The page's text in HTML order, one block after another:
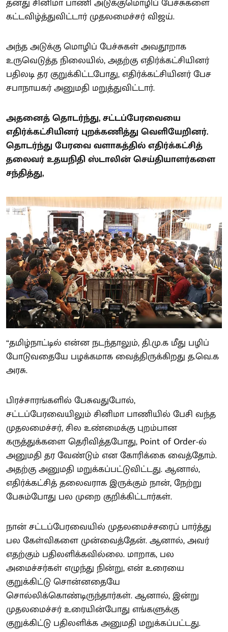
கட்டவிழ்த்துவிட்டார் முதலமைச்சர் விஜய்.
அந்த அடுக்கு மொழிப் பேச்சுகள் அவதூறாக
உருவெடுத்த நிலையில், அதற்கு எதிர்க்கட்சியினர்
பதிலடி தர குறுக்கிட்டபோது, எதிர்க்கட்சியினர் பேச
சபாநாயகர் அனுமதி மறுத்துவிட்டார்.
அதனைத் தொடர்ந்து, சட்டப்பேரவையை
எதிர்க்கட்சியினர் புறக்கணித்து வெளியேறினர்.
தொடர்ந்து பேரவை வளாகத்தில் எதிர்க்கட்சித்
தலைவர் உதயநிதி ஸ்டாலின் செய்தியாளர்களை
சந்தித்து,
“தமிழ்நாட்டில் என்ன நடந்தாலும், தி.மு.க மீது பழிப்
போடுவதையே பழக்கமாக வைத்திருக்கிறது த.வெ.க
அரசு.
பிரச்சாரங்களில் பேசுவதுபோல்,
சட்டப்பேரவையிலும் சினிமா பாணியில் பேசி வந்த
முதலமைச்சர், சில உண்மைக்கு புறம்பான
கருத்துக்களை தெரிவித்தபோது, Point of Order-ல்
அனுமதி தர வேண்டும் என கோரிக்கை வைத்தோம்.
அதற்கு அனுமதி மறுக்கப்பட்டுவிட்டது. ஆனால்,
எதிர்க்கட்சித் தலைவராக இருக்கும் நான், நேற்று
பேசும்போது பல முறை குறிக்கிட்டார்கள்.
நான் சட்டப்பேரவையில் முதலமைச்சரைப் பார்த்து
பல கேள்விகளை முன்வைத்தேன். ஆனால், அவர்
எதற்கும் பதிலளிக்கவில்லை. மாறாக, பல
அமைச்சர்கள் எழுந்து நின்று, என் உரையை
குறுக்கிட்டு சொன்னதையே
சொல்லிக்கொண்டிருந்தார்கள். ஆனால், இன்று
முதலமைச்சர் உரையின்போது எங்களுக்கு
குறுக்கிட்டு பதிலளிக்க அனுமதி மறுக்கப்பட்டது.